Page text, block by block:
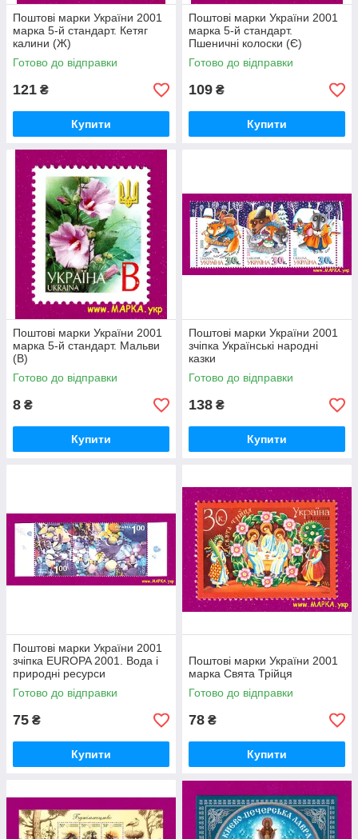
Поштові марки України 2001
марка 5-й стандарт. Кетяг
калини (Ж)
Готово до відправки
121 ₴
Купити
Поштові марки України 2001
марка 5-й стандарт.
Пшеничні колоски (Є)
Готово до відправки
109 ₴
Купити
Поштові марки України 2001
марка 5-й стандарт. Мальви
(B)
Готово до відправки
8 ₴
Купити
Поштові марки України 2001
зчіпка Українські народні
казки
Готово до відправки
138 ₴
Купити
Поштові марки України 2001
зчіпка EUROPA 2001. Вода і
природні ресурси
Готово до відправки
75 ₴
Купити
Поштові марки України 2001
марка Свята Трійця
Готово до відправки
78 ₴
Купити